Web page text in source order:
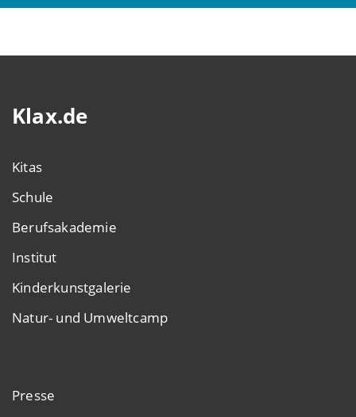
Klax.de
Kitas
Schule
Berufsakademie
Institut
Kinderkunstgalerie
Natur- und Umweltcamp
Presse